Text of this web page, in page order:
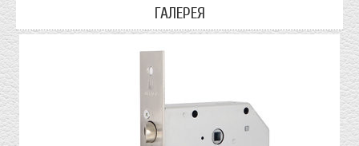
ГАЛЕРЕЯ